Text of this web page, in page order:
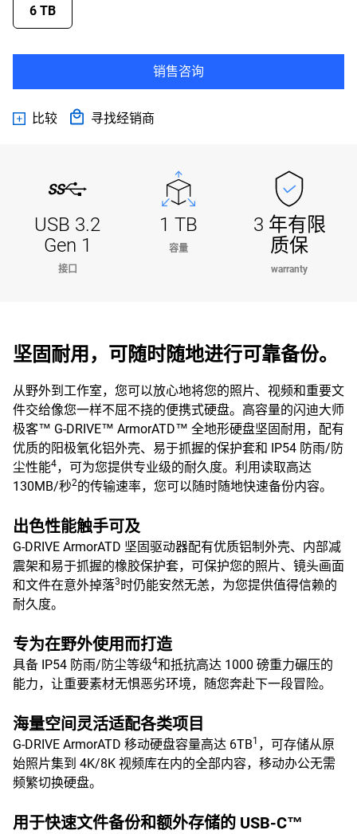
6 TB
销售咨询
比较 寻找经销商
USB 3.2
Gen 1
接口
1 TB
容量
3 年有限
质保
warranty
坚固耐用，可随时随地进行可靠备份。
从野外到工作室，您可以放心地将您的照片、视频和重要文
件交给像您一样不屈不挠的便携式硬盘。高容量的闪迪大师
极客™ G-DRIVE™ ArmorATD™ 全地形硬盘坚固耐用，配有
优质的阳极氧化铝外壳、易于抓握的保护套和 IP54 防雨/防
尘性能4，可为您提供专业级的耐久度。利用读取高达
130MB/秒2的传输速率，您可以随时随地快速备份内容。
出色性能触手可及
G-DRIVE ArmorATD 坚固驱动器配有优质铝制外壳、内部减
震架和易于抓握的橡胶保护套，可保护您的照片、镜头画面
和文件在意外掉落3时仍能安然无恙，为您提供值得信赖的
耐久度。
专为在野外使用而打造
具备 IP54 防雨/防尘等级4和抵抗高达 1000 磅重力碾压的
能力，让重要素材无惧恶劣环境，随您奔赴下一段冒险。
海量空间灵活适配各类项目
G-DRIVE ArmorATD 移动硬盘容量高达 6TB1 ，可存储从原
始照片集到 4K/8K 视频库在内的全部内容，移动办公无需
频繁切换硬盘。
用于快速文件备份和额外存储的 USB-C™